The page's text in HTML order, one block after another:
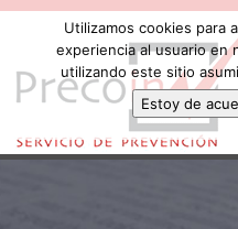
Utilizamos cookies para
experiencia al usuario en
utilizando este sitio
Estoy de